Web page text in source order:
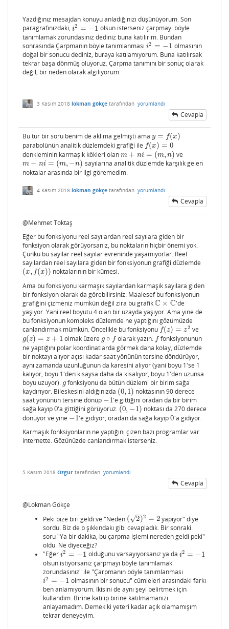
Yazdığınız mesajdan konuyu anladığınızı düşünüyorum. Son
paragrafınızdaki, i2 = −1
i2 −1
olsun isterseniz çarpmayı böyle
tanımlamak zorundasınız dediniz buna katılırım. Bundan
sonrasında Çarpmanın böyle tanımlanması i2 = −1
i2 −1
olmasının
doğal bir sonucu dediniz, buraya katılamıyorum. Buna katılırsak
tekrar başa dönmüş oluyoruz. Çarpma tanımını bir sonuç olarak
değil, bir neden olarak algılıyorum.
3 Kasım 2018 lokman gökçe tarafından yorumlandı
Cevapla
Bu tür bir soru benim de aklıma gelmişti ama y = f(x)
y=f(x )
parabolünün analitik düzlemdeki grafiği ile f(x) = 0
f(x)=0
denkleminin karmaşık kökleri olan m + ni = (m, n)
m+ni =(m ,n) ve
m − ni = (m, −n)
m−ni =(m ,−n )
sayılarına analitik düzlemde karşılık gelen
noktalar arasında bir ilgi göremedim.
4 Kasım 2018 lokman gökçe tarafından yorumlandı
Cevapla
@Mehmet Toktaş
Eğer bu fonksiyonu reel sayılardan reel sayılara giden bir
fonksiyon olarak görüyorsanız, bu noktaların hiçbir önemi yok.
Çünkü bu sayılar reel sayılar evreninde yaşamıyorlar. Reel
sayılardan reel sayılara giden bir fonksiyonun grafiği düzlemde
(x, f(x))
(x,f( x))
noktalarının bir kümesi.
Ama bu fonksiyonu karmaşık sayılardan karmaşık sayılara giden
bir fonksiyon olarak da görebilirsiniz. Maalesef bu fonksiyonun
grafiğini çizmeniz mümkün değil zira bu grafikC × C
C× C
'de
yaşıyor. Yani reel boyutu 4 olan bir uzayda yaşıyor. Ama yine de
bu fonksiyonun kompleks düzlemde ne yaptığını gözümüzde
canlandırmak mümkün. Öncelikle bu fonksiyonu f(z) = z2
f(z)=z 2 ve
g(z) = z + 1
g(z)= z+ 1 olmak üzere g ∘ f
g ∘f olarak yazın. f
f fonksiyonunun
ne yaptığını polar koordinatlarda görmek daha kolay, düzlemde
bir noktayı alıyor açısı kadar saat yönünün tersine döndürüyor,
aynı zamanda uzunluğunun da karesini alıyor (yani boyu 1'se 1
kalıyor, boyu 1'den kısaysa daha da kısalıyor, boyu 1'den uzunsa
boyu uzuyor). g
gfonksiyonu da bütün düzlemi bir birim sağa
kaydırıyor. Bileskesini aldığınızda (0, 1)
(0,1)
noktasının 90 derece
saat yönünün tersine dönüp −1
−1 'e gittiğini oradan da bir birim
sağa kayıp0
0'a gittiğini görüyoruz. (0, −1)
(0,−1)
noktası da 270 derece
dönüyor ve yine −1
−1 'e gidiyor, oradan da sağa kayip0
0'a gidiyor.
Karmaşık fonksiyonların ne yaptığını çizen bazı programlar var
internette. Gözünüzde canlandırmak isterseniz.
5 Kasım 2018 Ozgur tarafından yorumlandı
Cevapla
@Lokman Gökçe
Peki bize biri geldi ve "Neden ( 2
–
√ )2 = 2
(2)2=2
yapıyor" diye
sordu. Biz de b şıkkındakı gibi cevapladık. Bir sonraki
soru "Ya bir dakika, bu çarpma işlemi nereden geldi peki"
oldu. Ne diyeceğiz?
"Eğer i2 = −1
i2 −1 olduğunu varsayıyorsanız ya da i2 = −1
i2=−1
olsun istiyorsanız çarpmayı böyle tanımlamak
zorundasınız" ile "Çarpmanın böyle tanımlanması
i2 = −1
i2 −1
olmasının bir sonucu" cümleleri arasındaki farkı
ben anlamıyorum. Ikisini de aynı şeyi belirtmek için
kullandım. Birine katılıp birine katılmamanızı
anlayamadım. Demek ki yeteri kadar açık olamamışım
tekrar deneyeyim.